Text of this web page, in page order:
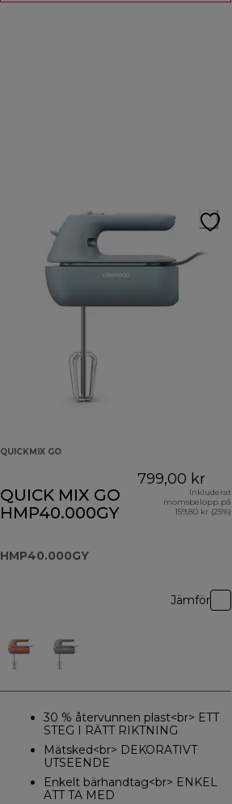
QUICKMIX GO
QUICK MIX GO
HMP40.000GY
HMP40.000GY
799,00 kr
Inkluderat
momsbelopp på
159,80 kr (25%)
Jämför
30 % återvunnen plast<br> ETT
STEG I RÄTT RIKTNING
Mätsked<br> DEKORATIVT
UTSEENDE
Enkelt bärhandtag<br> ENKEL
ATT TA MED